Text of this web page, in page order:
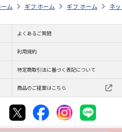
・夏ギフト特集 2026 お菓子・スイーツ
トア お中元・夏ギフト特集 2026
ム ギフトストア お中元・夏ギフト
ホーム ギフトストア お
ホーム ネ
よくあるご質問
利用規約
特定商取引法に基づく表記について
商品のご提案はこちら